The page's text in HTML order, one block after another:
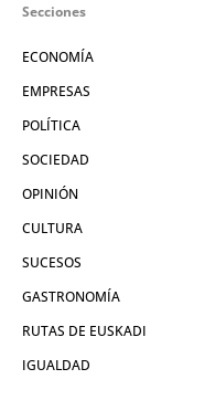
Secciones
ECONOMÍA
EMPRESAS
POLÍTICA
SOCIEDAD
OPINIÓN
CULTURA
SUCESOS
GASTRONOMÍA
RUTAS DE EUSKADI
IGUALDAD